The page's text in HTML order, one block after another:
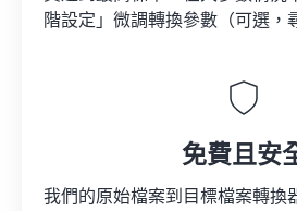
階設定」微調轉換參數（可選，
免費且安
我們的原始檔案到目標檔案轉換